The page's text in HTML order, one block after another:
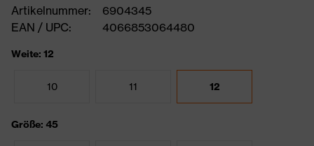
Artikelnummer:
6904345
EAN / UPC:
4066853064480
Weite: 12
10 11 12
Größe: 45